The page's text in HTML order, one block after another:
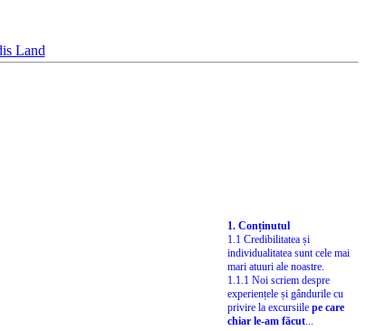
1. Conținutul
1.1 Credibilitatea și
individualitatea sunt cele mai
mari atuuri ale noastre.
1.1.1 Noi scriem despre
experiențele și gândurile cu
privire la excursiile pe care
chiar le-am făcut...